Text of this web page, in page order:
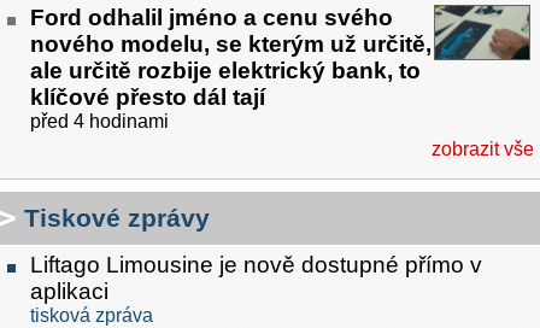
Ford odhalil jméno a cenu svého
nového modelu, se kterým už určitě,
ale určitě rozbije elektrický bank, to
klíčové přesto dál tají
před 4 hodinami
zobrazit vše
Tiskové zprávy
Liftago Limousine je nově dostupné přímo v
aplikaci
tisková zpráva